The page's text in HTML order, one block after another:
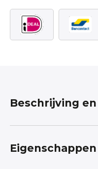
Beschrijving
Tricotstof
Makoma Stoffen is
Eigenschappen